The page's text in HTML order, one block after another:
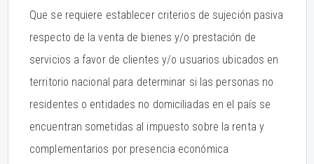
Que se requiere establecer criterios de sujeción pasiva
respecto de la venta de bienes y/o prestación de
servicios a favor de clientes y/o usuarios ubicados en
territorio nacional para determinar si las personas no
residentes o entidades no domiciliadas en el país se
encuentran sometidas al impuesto sobre la renta y
complementarios por presencia económica